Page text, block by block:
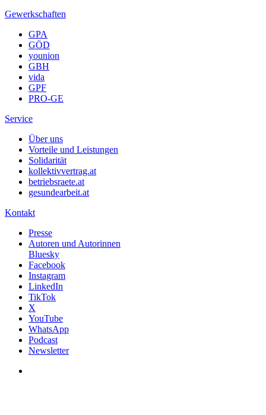
Gewerkschaften
GPA
GÖD
younion
GBH
vida
GPF
PRO-GE
Service
Über uns
Vorteile und Leistungen
Solidarität
kollektivvertrag.at
betriebsraete.at
gesundearbeit.at
Kontakt
Presse
Autoren und Autorinnen
Bluesky
Facebook
Instagram
LinkedIn
TikTok
X
YouTube
WhatsApp
Podcast
Newsletter